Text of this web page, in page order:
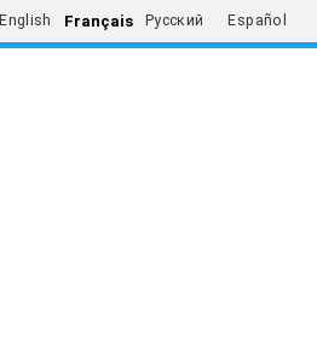
English Français Русский Español